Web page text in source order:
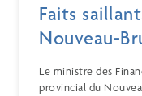
Faits
Nouveau-
Le ministre des
provincial du